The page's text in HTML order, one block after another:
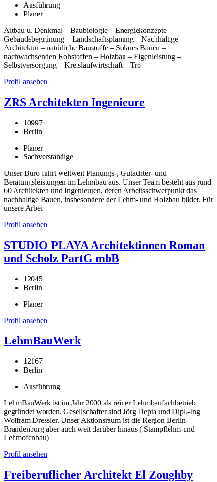
Ausführung
Planer
Altbau u. Denkmal – Baubiologie – Energiekonzepte –
Gebäudebegrünung – Landschaftsplanung – Nachhaltige
Architektur – natürliche Baustoffe – Solares Bauen –
nachwachsenden Rohstoffen – Holzbau – Eigenleistung –
Selbstversorgung – Kreislaufwirtschaft – Tro
Profil ansehen
ZRS Architekten Ingenieure
10997
Berlin
Planer
Sachverständige
Unser Büro führt weltweit Planungs-, Gutachter- und
Beratungsleistungen im Lehmbau aus. Unser Team besteht aus rund
60 Architekten und Ingenieuren, deren Arbeitsschwerpunkt das
nachhaltige Bauen, insbesondere der Lehm- und Holzbau bildet. Für
unsere Arbei
Profil ansehen
STUDIO PLAYA Architektinnen Roman
und Scholz PartG mbB
12045
Berlin
Planer
Profil ansehen
LehmBauWerk
12167
Berlin
Ausführung
LehmBauWerk ist im Jahr 2000 als reiner Lehmbaufachbetrieb
gegründet worden. Gesellschafter sind Jörg Depta und Dipl.-Ing.
Wolfram Dressler. Unser Aktionsraum ist die Region Berlin-
Brandenburg aber auch weit darüber hinaus ( Stampflehm-und
Lehmofenbau)
Profil ansehen
Freiberuflicher Architekt El Zoughby